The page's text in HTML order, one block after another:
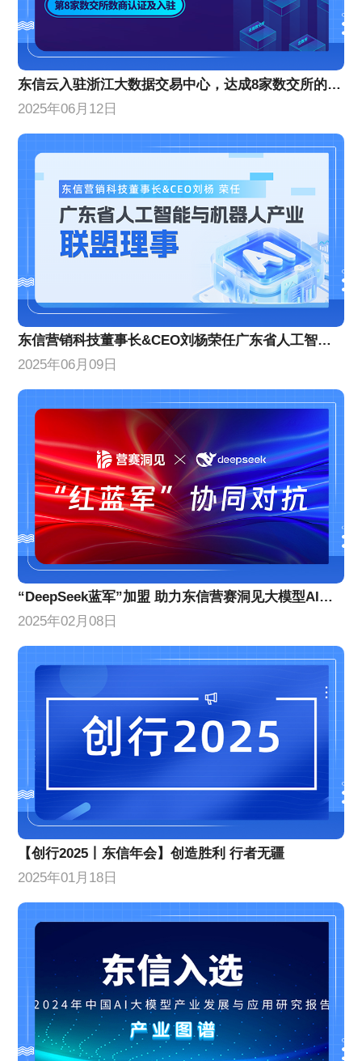
东信云入驻浙江大数据交易中心，达成8家数交所的数商认证及入驻
2025年06月12日
东信营销科技董事长&CEO刘杨荣任广东省人工智能与机器人产业联盟理事
2025年06月09日
“DeepSeek蓝军”加盟 助力东信营赛洞见大模型AI营销效果提升
2025年02月08日
【创行2025丨东信年会】创造胜利 行者无疆
2025年01月18日